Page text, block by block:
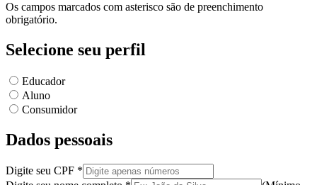
Os campos marcados com asterisco são de preenchimento
obrigatório.
Selecione seu perfil
Educador
Aluno
Consumidor
Dados pessoais
Digite seu CPF *